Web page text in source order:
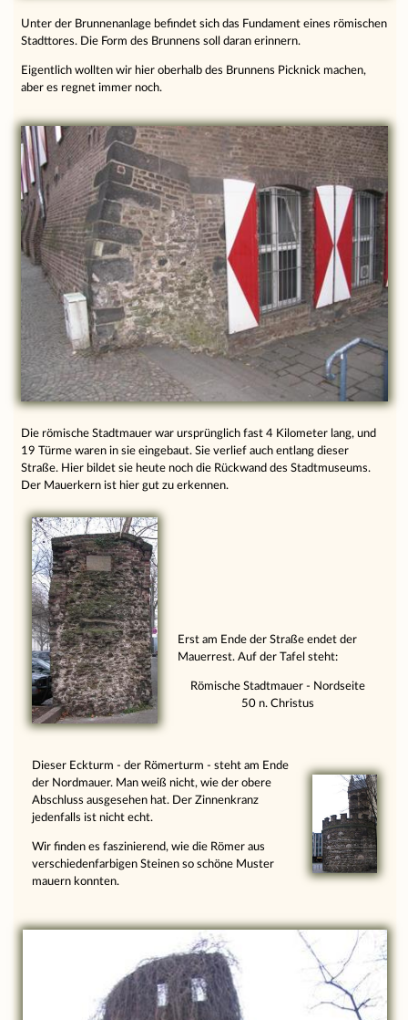
Unter der Brunnenanlage befindet sich das Fundament eines römischen
Stadttores. Die Form des Brunnens soll daran erinnern.
Eigentlich wollten wir hier oberhalb des Brunnens Picknick machen,
aber es regnet immer noch.
Die römische Stadtmauer war ursprünglich fast 4 Kilometer lang, und
19 Türme waren in sie eingebaut. Sie verlief auch entlang dieser
Straße. Hier bildet sie heute noch die Rückwand des Stadtmuseums.
Der Mauerkern ist hier gut zu erkennen.
Erst am Ende der Straße endet der
Mauerrest. Auf der Tafel steht:
Römische Stadtmauer - Nordseite
50 n. Christus
Dieser Eckturm - der Römerturm - steht am Ende
der Nordmauer. Man weiß nicht, wie der obere
Abschluss ausgesehen hat. Der Zinnenkranz
jedenfalls ist nicht echt.
Wir finden es faszinierend, wie die Römer aus
verschiedenfarbigen Steinen so schöne Muster
mauern konnten.